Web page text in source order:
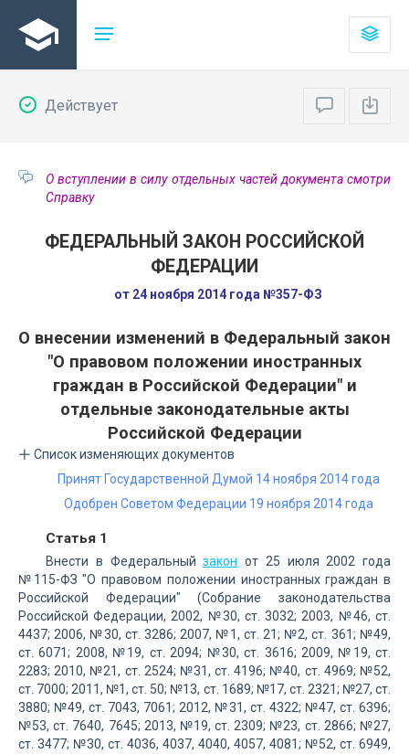
Действует
О вступлении в силу отдельных частей документа смотри
Справку
ФЕДЕРАЛЬНЫЙ ЗАКОН РОССИЙСКОЙ
ФЕДЕРАЦИИ
от 24 ноября 2014 года №357-ФЗ
О внесении изменений в Федеральный закон
"О правовом положении иностранных
граждан в Российской Федерации" и
отдельные законодательные акты
Российской Федерации
Список изменяющих документов
Принят Государственной Думой 14 ноября 2014 года
Одобрен Советом Федерации 19 ноября 2014 года
Статья 1
Внести в Федеральныйзакон от 25 июля 2002 года
№115-ФЗ "О правовом положении иностранных граждан в
Российской Федерации" (Собрание законодательства
Российской Федерации, 2002, №30, ст. 3032; 2003, №46, ст.
4437; 2006, №30, ст. 3286; 2007, №1, ст. 21; №2, ст. 361; №49,
ст. 6071; 2008, №19, ст. 2094; №30, ст. 3616; 2009, №19, ст.
2283; 2010, №21, ст. 2524; №31, ст. 4196; №40, ст. 4969; №52,
ст. 7000; 2011, №1, ст. 50; №13, ст. 1689; №17, ст. 2321; №27, ст.
3880; №49, ст. 7043, 7061; 2012, №31, ст. 4322; №47, ст. 6396;
№53, ст. 7640, 7645; 2013, №19, ст. 2309; №23, ст. 2866; №27,
ст. 3477; №30, ст. 4036, 4037, 4040, 4057, 4081; №52, ст. 6949,